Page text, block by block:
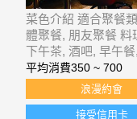
菜色介紹 適合聚餐
體聚餐, 朋友聚餐 料
下午茶, 酒吧, 早午
平均消費350 ~ 700
浪漫約會
接受信用卡